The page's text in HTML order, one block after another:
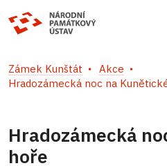
Zámek Kunštát
Akce
Hradozámecká noc na
Hradozámecká
hoře